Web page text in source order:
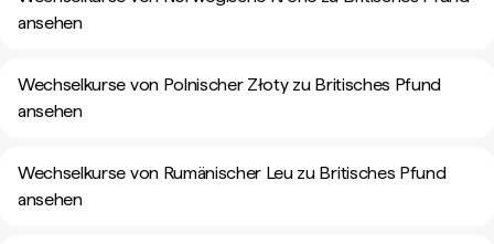
ansehen
Wechselkurse von Polnischer Złoty zu Britisches Pfund
ansehen
Wechselkurse von Rumänischer Leu zu Britisches Pfund
ansehen